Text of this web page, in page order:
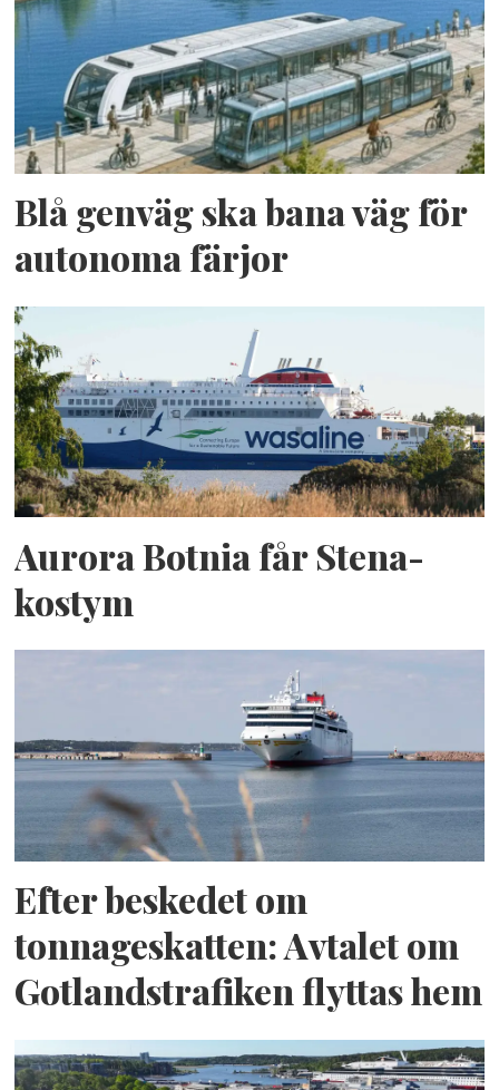
Blå genväg ska bana väg för
autonoma färjor
Aurora Botnia får Stena-
kostym
Efter beskedet om
tonnageskatten: Avtalet om
Gotlandstrafiken flyttas hem